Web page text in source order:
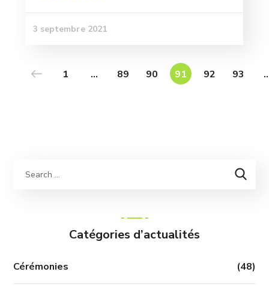
3 septembre 2021
1 … 89 90 91 92 93
Catégories d’actualités
Cérémonies (48)